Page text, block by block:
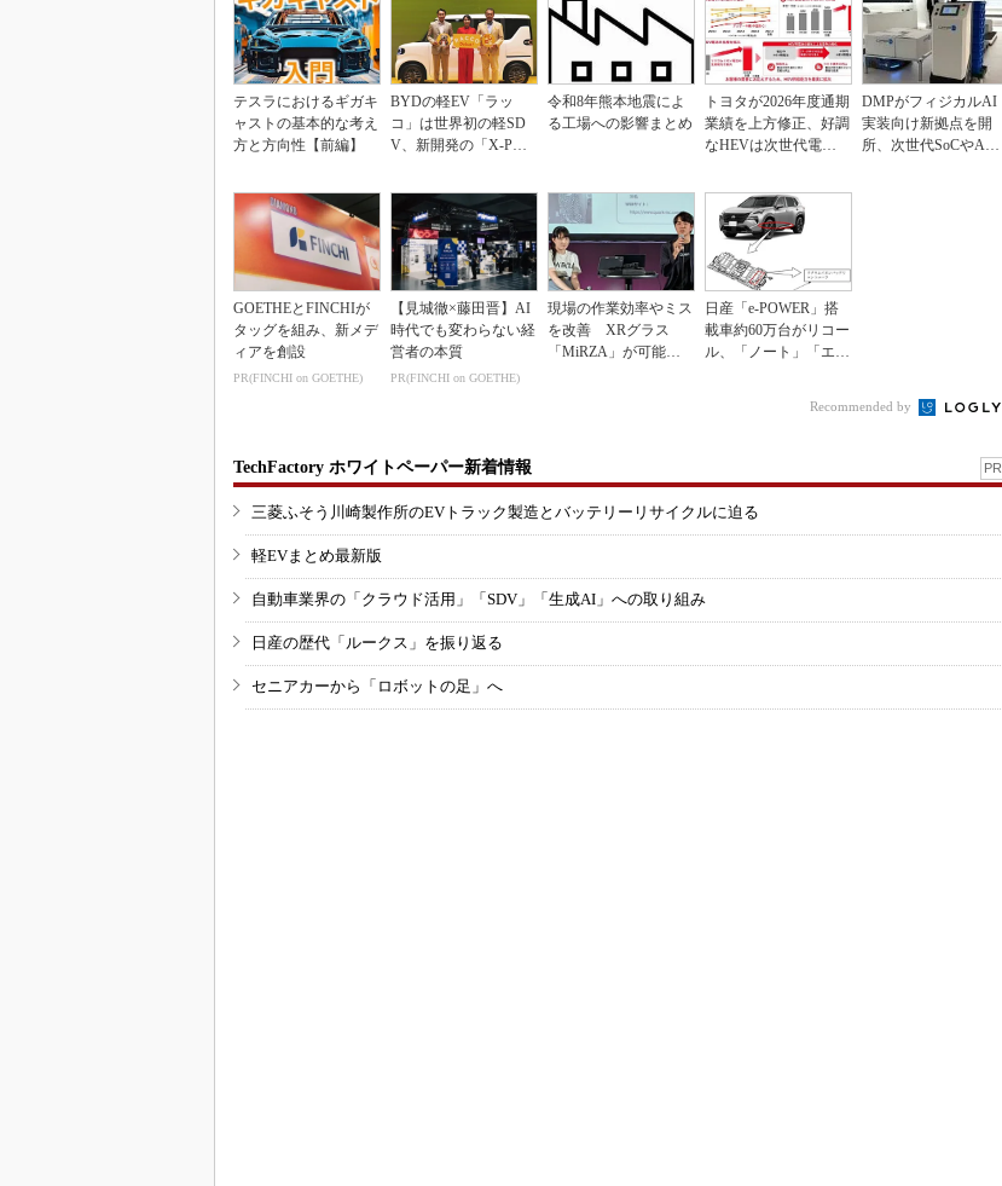
テスラにおけるギガキ
ャストの基本的な考え
方と方向性【前編】
BYDの軽EV「ラッ
コ」は世界初の軽SD
V、新開発の「X-PAC
令和8年熊本地震によ
る工場への影響まとめ
トヨタが2026年度通期
業績を上方修正、好調
なHEVは次世代電池
DMPがフィジカルAI
実装向け新拠点を開
所、次世代SoCやAM
GOETHEとFINCHIが
タッグを組み、新メデ
ィアを創設
PR(FINCHI on GOETHE)
【見城徹×藤田晋】AI
時代でも変わらない経
営者の本質
PR(FINCHI on GOETHE)
現場の作業効率やミス
を改善 XRグラス
「MiRZA」が可能に
日産「e-POWER」搭
載車約60万台がリコー
ル、「ノート」「エク
Recommended by
TechFactory ホワイトペーパー新着情報 PR
三菱ふそう川崎製作所のEVトラック製造とバッテリーリサイクルに迫る
軽EVまとめ最新版
自動車業界の「クラウド活用」「SDV」「生成AI」への取り組み
日産の歴代「ルークス」を振り返る
セニアカーから「ロボットの足」へ